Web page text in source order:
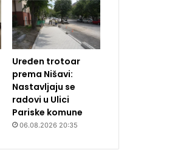
Uređen trotoar
prema Nišavi:
Nastavljaju se
radovi u Ulici
Pariske komune
06.08.2026 20:35